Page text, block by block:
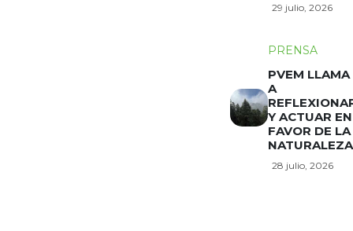
29 julio, 2026
PRENSA
PVEM LLAMA
A
Y ACTUAR EN
FAVOR DE LA
NATURALEZA
28 julio, 2026